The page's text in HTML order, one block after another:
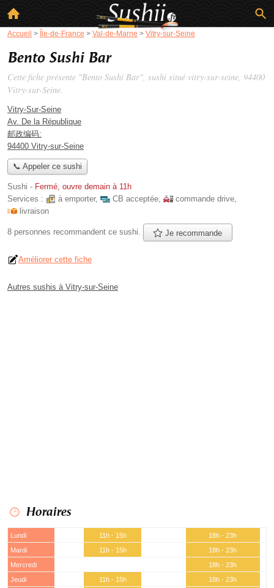
Accueil > Île-de-France > Val-de-Marne > Vitry-sur-Seine
Bento Sushi Bar
Cette fiche présente "Bento Sushi Bar", sushi situé vitry-sur-seine, 94400
Vitry-sur-Seine.
Vitry-Sur-Seine
Av. De la République
邮政编码:
94400 Vitry-sur-Seine
📞 Appeler ce sushi
Sushi - Fermé, ouvre demain à 11h
Services :
à emporter, CB acceptée, commande drive,
livraison
8 personnes recommandent ce sushi. Je recommande
Améliorer cette fiche
Autres sushis à Vitry-sur-Seine
Horaires
Lundi 11h - 15h
18h - 23h
Mardi
11h - 15h
18h - 23h
Mercredi
18h - 23h
Jeudi
11h - 15h
18h - 23h